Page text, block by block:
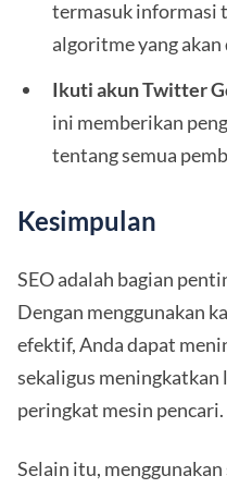
termasuk informasi
algoritme yang akan
Ikuti akun Twitter
ini memberikan
tentang semua
Kesimpulan
SEO adalah bagian
Dengan menggunakan
efektif, Anda dapat
sekaligus
peringkat mesin pencari.
Selain itu,